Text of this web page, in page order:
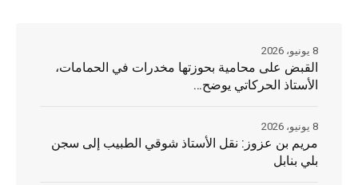
القبض على محامية بحوزتها مخدرات في الحمامات،
الأستاذ الحركاتي يوضح…
8 يونيو، 2026
مريم بن عزوز: نقل الأستاذ شوقي الطبيب إلى سجن
بلي بنابل
8 يونيو، 2026